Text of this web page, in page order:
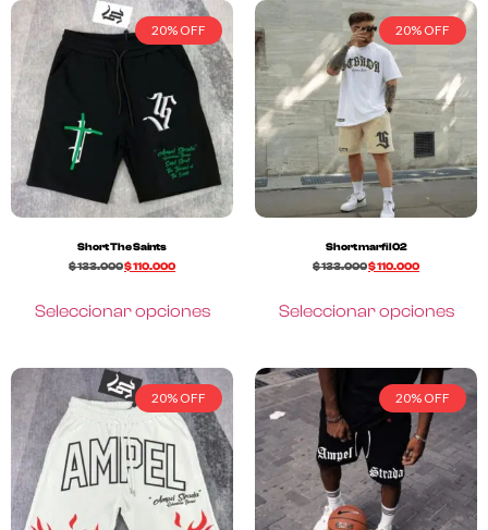
20% OFF
Short The Saints
$133.000$110.000
Seleccionar opciones
20% OFF
Short marfil 02
$133.000$110.000
Seleccionar opciones
20% OFF 20% OFF